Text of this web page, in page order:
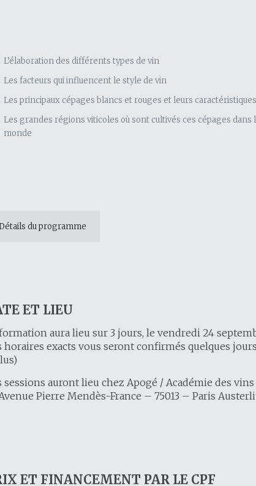
L’élaboration des différents types de vin
Les facteurs qui influencent le style de vin
Les principaux cépages blancs et rouges et leurs caractéristiques
Les grandes régions viticoles où sont cultivés ces cépages dans
monde
du programme
ET LIEU
aura lieu sur 3 jours, le vendredi 24
horaires exacts vous seront confirmés quelques
sessions auront lieu chez Apogé / Académie des
Pierre Mendès-France – 75013 – Paris
ET FINANCEMENT PAR LE CPF